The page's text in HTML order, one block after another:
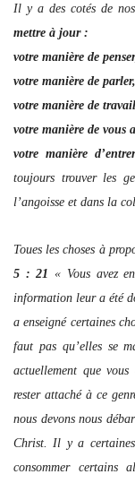
Il y a des cotés de
mettre à jour :
votre manière de
votre manière de parler,
votre manière de
votre manière de vous
votre manière
toujours trouver les
l’angoisse et dans la
Toues les choses à
5 : 21 « Vous avez
information leur a été
a enseigné certaines
faut pas qu’elles se
actuellement que
rester attaché à ce
nous devons nous
Christ. Il y a
consommer certains